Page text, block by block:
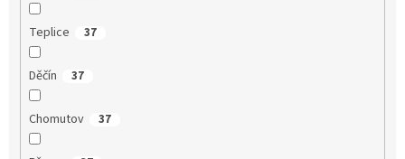
Teplice 37
Děčín 37
Chomutov 37